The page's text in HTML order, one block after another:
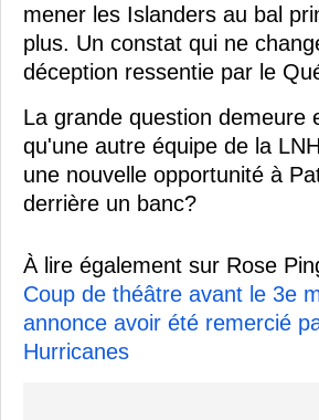
mener les Islanders au bal
plus. Un constat qui ne
déception ressentie par le
La grande question demeure
qu'une autre équipe de la
une nouvelle opportunité à
derrière un banc?
À lire également sur Rose
Coup de théâtre avant le 3e
annonce avoir été remercié
Hurricanes